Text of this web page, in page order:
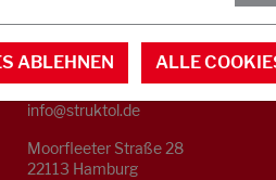
KONTAKT
Telefon +49 40 733 62 - 0
info@struktol.de
Moorfleeter Straße 28
22113 Hamburg
ABLEHNEN ALLE